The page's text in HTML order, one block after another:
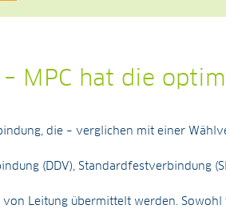
MPC hat die
die – verglichen mit einer
(DDV), Standardfestverbindung
Leitung übermittelt werden. Sowohl